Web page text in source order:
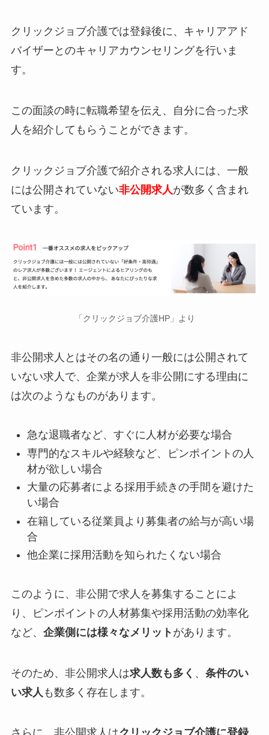
クリックジョブ介護では登録後に、キャリアアド
バイザーとのキャリアカウンセリングを行いま
す。
この面談の時に転職希望を伝え、自分に合った求
人を紹介してもらうことができます。
クリックジョブ介護で紹介される求人には、一般
には公開されていない非公開求人が数多く含まれ
ています。
「クリックジョブ介護HP」より
非公開求人とはその名の通り一般には公開されて
いない求人で、企業が求人を非公開にする理由に
は次のようなものがあります。
急な退職者など、すぐに人材が必要な場合
専門的なスキルや経験など、ピンポイントの人
材が欲しい場合
大量の応募者による採用手続きの手間を避けた
い場合
在籍している従業員より募集者の給与が高い場
合
他企業に採用活動を知られたくない場合
このように、非公開で求人を募集することによ
り、ピンポイントの人材募集や採用活動の効率化
など、 企業側には様々なメリット があります。
そのため、非公開求人は求人数も多く 、 条件のい
い求人 も数多く存在します。